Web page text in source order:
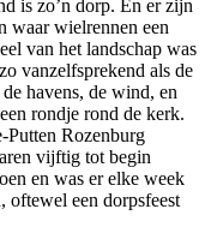
is zo’n dorp. En er zijn
waar wielrennen een
van het landschap was
vanzelfsprekend als de
havens, de wind, en
rondje rond de kerk.
Rozenburg
vijftig tot begin
en was er elke week
oftewel een dorpsfeest